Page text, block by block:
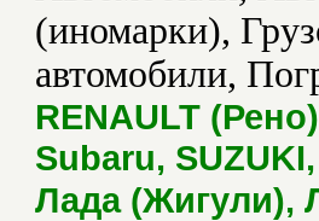
(иномарки),
автомобили,
RENAULT
Subaru,
Лада (Жигули),